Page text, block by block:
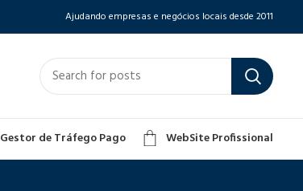
Ajudando empresas e negócios locais desde 2011
Gestor de Tráfego Pago WebSite Profissional